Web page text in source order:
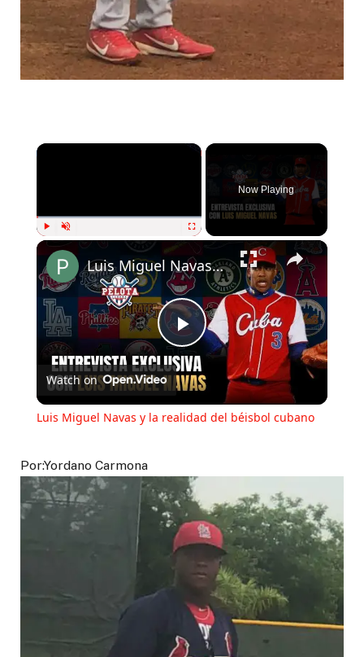
×
Play
Now Playing
×
Play
Video
Luis Miguel Navas y la realidad del béisbol cubano
Watch on
Luis Miguel Navas y la realidad del béisbol cubano
Por:Yordano Carmona